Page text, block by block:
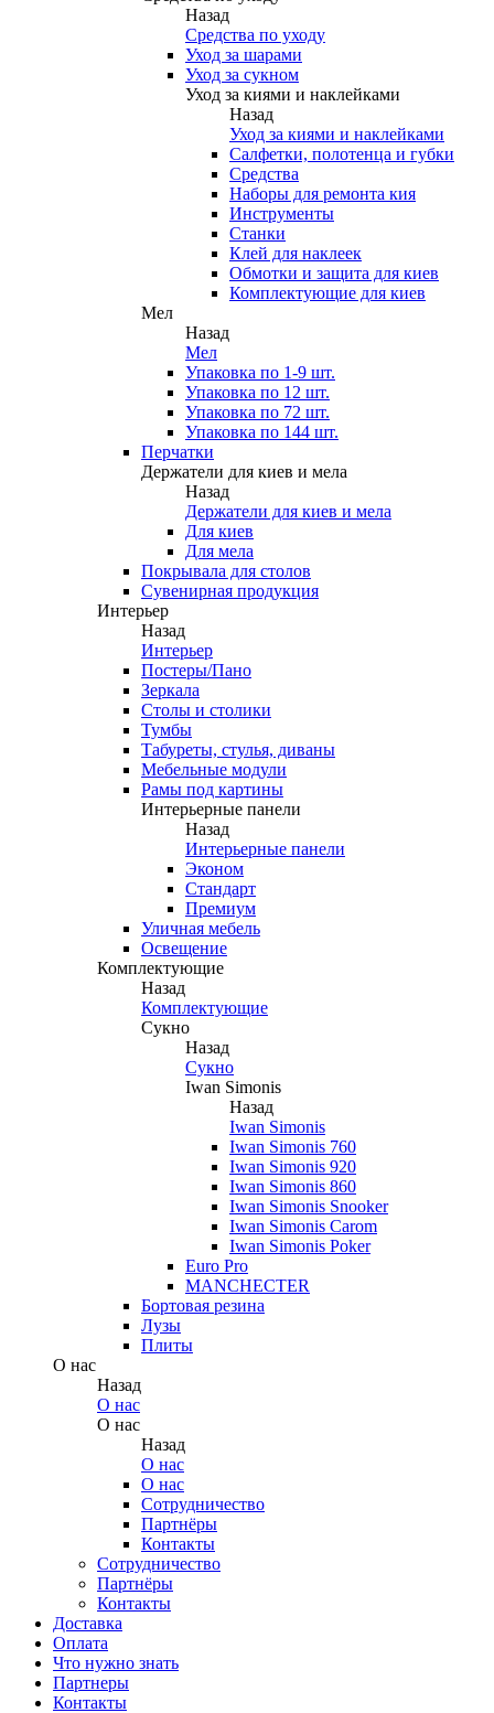
Назад
Средства по уходу
Уход за шарами
Уход за сукном
Уход за киями и наклейками
Назад
Уход за киями и наклейками
Салфетки, полотенца и губки
Средства
Наборы для ремонта кия
Инструменты
Станки
Клей для наклеек
Обмотки и защита для киев
Комплектующие для киев
Мел
Назад
Мел
Упаковка по 1-9 шт.
Упаковка по 12 шт.
Упаковка по 72 шт.
Упаковка по 144 шт.
Перчатки
Держатели для киев и мела
Назад
Держатели для киев и мела
Для киев
Для мела
Покрывала для столов
Сувенирная продукция
Интерьер
Назад
Интерьер
Постеры/Пано
Зеркала
Столы и столики
Тумбы
Табуреты, стулья, диваны
Мебельные модули
Рамы под картины
Интерьерные панели
Назад
Интерьерные панели
Эконом
Стандарт
Премиум
Уличная мебель
Освещение
Комплектующие
Назад
Комплектующие
Сукно
Назад
Сукно
Iwan Simonis
Назад
Iwan Simonis
Iwan Simonis 760
Iwan Simonis 920
Iwan Simonis 860
Iwan Simonis Snooker
Iwan Simonis Carom
Iwan Simonis Poker
Euro Pro
MANCHECTER
Бортовая резина
Лузы
Плиты
О нас
Назад
О нас
О нас
Назад
О нас
О нас
Сотрудничество
Партнёры
Контакты
Сотрудничество
Партнёры
Контакты
Доставка
Оплата
Что нужно знать
Партнеры
Контакты